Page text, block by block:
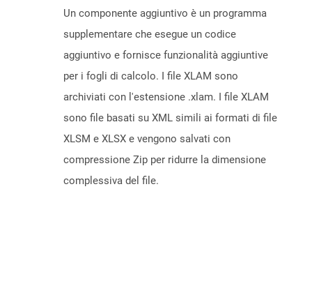
Un componente aggiuntivo è un programma
supplementare che esegue un codice
aggiuntivo e fornisce funzionalità aggiuntive
per i fogli di calcolo. I file XLAM sono
archiviati con l'estensione .xlam. I file XLAM
sono file basati su XML simili ai formati di file
XLSM e XLSX e vengono salvati con
compressione Zip per ridurre la dimensione
complessiva del file.